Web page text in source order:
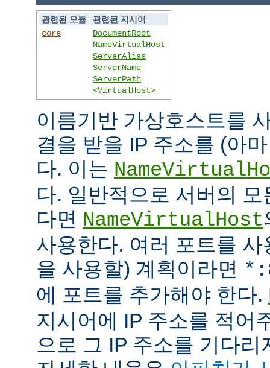
관련된 모듈
관련된 지시어
core
DocumentRoot
NameVirtualHost
ServerAlias
ServerName
ServerPath
<VirtualHost>
이름기반 가상호스트를
결을 받을 IP 주소를 (아
다. 이는
다. 일반적으로 서버의
다면 NameVirtualHost
사용한다. 여러 포트를
을 사용할) 계획이라면
에 포트를 추가해야 한다.
지시어에 IP 주소를 적어
으로 그 IP 주소를 기다